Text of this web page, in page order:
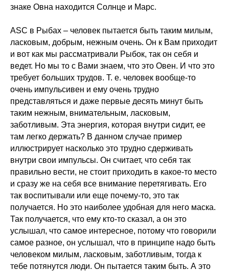
знаке Овна находится Солнце и Марс.
ASC в Рыбах – человек пытается быть таким милым,
ласковым, добрым, нежным очень. Он к Вам приходит
и вот как мы рассматривали Рыбок, так он себя и
ведет. Но мы то с Вами знаем, что это Овен. И что это
требует больших трудов. Т. е. человек вообще-то
очень импульсивен и ему очень трудно
представляться и даже первые десять минут быть
таким нежным, внимательным, ласковым,
заботливым. Эта энергия, которая внутри сидит, ее
там легко держать? В данном случае пример
иллюстрирует насколько это трудно сдерживать
внутри свои импульсы. Он считает, что себя так
правильно вести, не стоит приходить в какое-то место
и сразу же на себя все внимание перетягивать. Его
так воспитывали или еще почему-то, это так
получается. Но это наиболее удобная для него маска.
Так получается, что ему кто-то сказал, а он это
услышал, что самое интересное, потому что говорили
самое разное, он услышал, что в принципе надо быть
человеком милым, ласковым, заботливым, тогда к
тебе потянутся люди. Он пытается таким быть. А это